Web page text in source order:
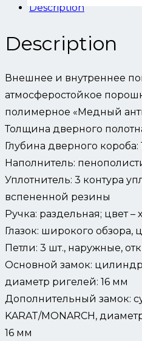
Description
Description
Внешнее и внутреннее
атмосферостойкое
полимерное «Медный
Толщина дверного
Глубина дверного короба:
Наполнитель:
Уплотнитель: 3 контура
вспененной резины
Ручка: раздельная; цвет –
Глазок: широкого обзора,
Петли: 3 шт., наружные,
Основной замок:
диаметр ригелей: 16 мм
Дополнительный замок:
KARAT/MONARCH,
16 мм